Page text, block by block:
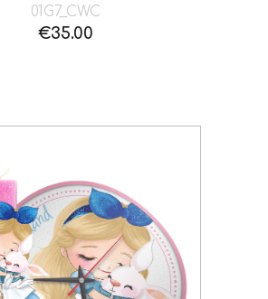
01G7_CWC
€35.00